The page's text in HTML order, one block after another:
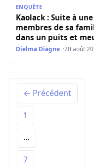
ENQUÊTE
Kaolack : Suite à
membres de sa
dans un puits et
Dielma Diagne 20 août
← Précédent
1
…
7